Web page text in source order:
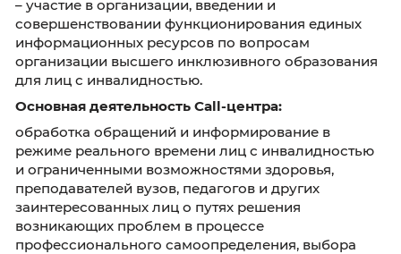
обращений лиц по вопросам организации
инклюзивного образования лиц с
и лиц с ограниченными возможностями
– перенаправление входящих звонков
специалистам в области организации
инклюзивного образования лиц с
и лиц с ограниченными возможностями
– участие в развитии системы
консультирования субъектов инклюзивного
образования по вопросам организации
инклюзивного образования для лиц с